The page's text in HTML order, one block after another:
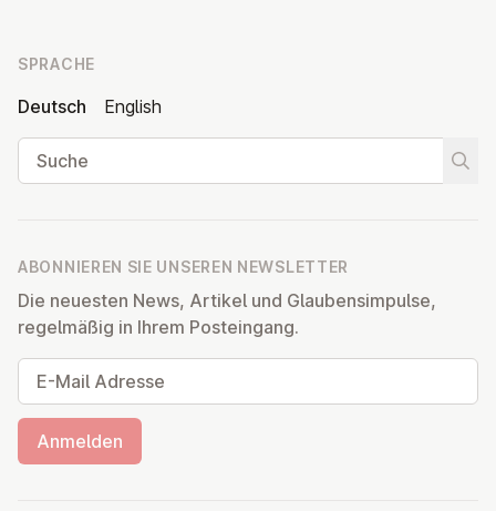
SPRACHE
Deutsch
English
Suche
ABONNIEREN SIE UNSEREN NEWSLETTER
Die neuesten News, Artikel und Glaubensimpulse,
regelmäßig in Ihrem Posteingang.
E-Mail Adresse
Anmelden